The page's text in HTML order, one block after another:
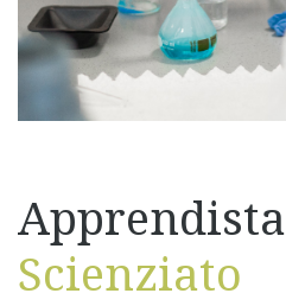
Apprendista
Scienziato